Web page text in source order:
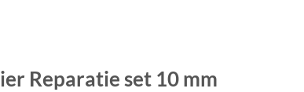
Reparatie set 10 mm